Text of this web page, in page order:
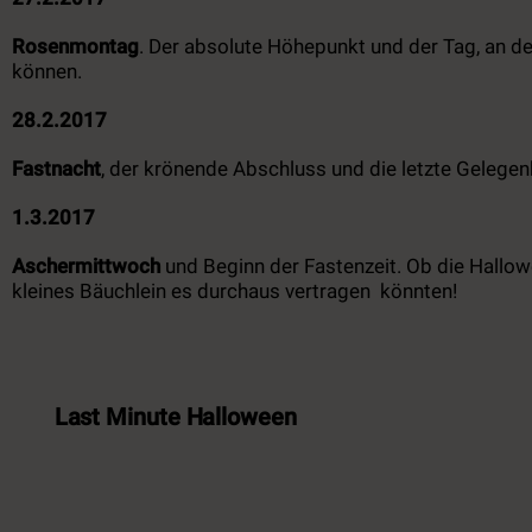
Rosenmontag. Der absolute Höhepunkt und der Tag, an
können.
28.2.2017
Fastnacht, der krönende Abschluss und die letzte
1.3.2017
Aschermittwoch und Beginn der Fastenzeit. Ob die
kleines Bäuchlein es durchaus vertragen könnten!
Last Minute Halloween